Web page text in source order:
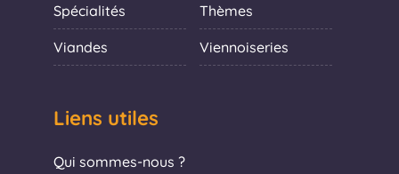
Spécialités Thèmes
Viandes Viennoiseries
Liens utiles
Qui sommes-nous ?